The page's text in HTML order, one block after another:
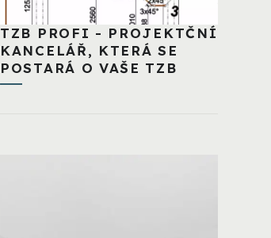
TZB PROFI - PROJEKTČNÍ
KANCELÁŘ, KTERÁ SE
POSTARÁ O VAŠE TZB